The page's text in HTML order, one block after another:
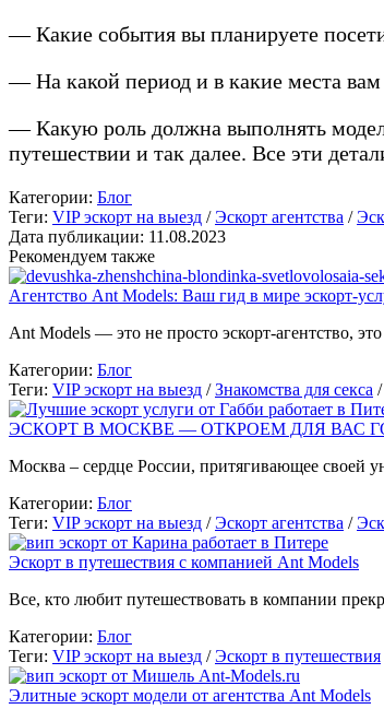
— Какие события вы планируете
— На какой период и в какие места вам
— Какую роль должна выполнять
путешествии и так далее. Все эти
Категории: Блог
Теги: VIP эскорт на выезд /Эскорт агентства /
Дата публикации: 11.08.2023
Рекомендуем также
Агентство Ant Models: Ваш гид в мире эскорт-
Ant Models — это не просто эскорт-агентство,
Категории: Блог
Теги: VIP эскорт на выезд /Знакомства для секса /
ЭСКОРТ В МОСКВЕ — ОТКРОЕМ ДЛЯ ВАС
Москва – сердце России, притягивающее своей
Категории: Блог
Теги: VIP эскорт на выезд /Эскорт агентства /
Эскорт в путешествия с компанией Ant Models
Все, кто любит путешествовать в компании
Категории: Блог
Теги: VIP эскорт на выезд /Эскорт в путешествия
Элитные эскорт модели от агентства Ant Models